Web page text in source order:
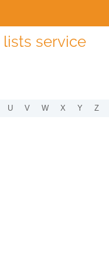
service
U V W X Y Z